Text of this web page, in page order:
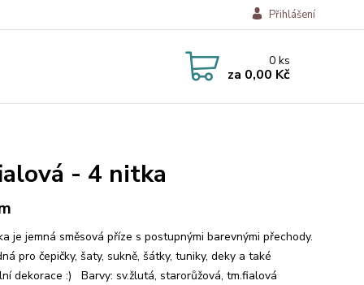
Přihlášení
0ks
za 0,00 Kč
- 4 nitka
je jemná směsová příze s postupnými barevnými přechody.
pro čepičky, šaty, sukně, šátky, tuniky, deky a také
dekorace :) Barvy: sv.žlutá, starorůžová, tm.fialová